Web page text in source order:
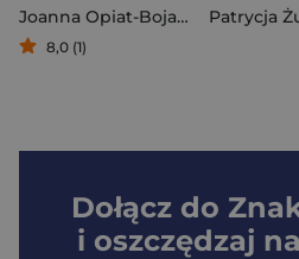
Joanna Opiat-Bojarska
8,0 (1)
Patrycja
Dołącz do
i oszczędzaj